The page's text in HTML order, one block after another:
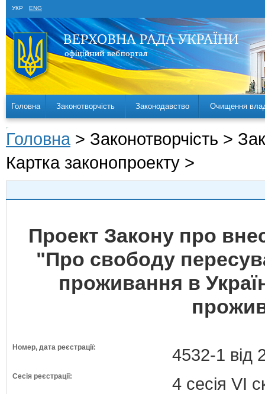
УКР ENG
Головна Законотворчість Законодавство Очищення
Головна > Законотворчість >
Картка законопроекту >
Проект Закону про
"Про свободу
проживання в
Номер, дата реєстрації: 4532-1 від
Сесія реєстрації: 4 сесія VI